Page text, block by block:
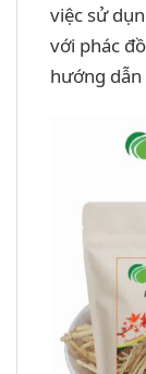
việc sử
với phác
hướng dẫn